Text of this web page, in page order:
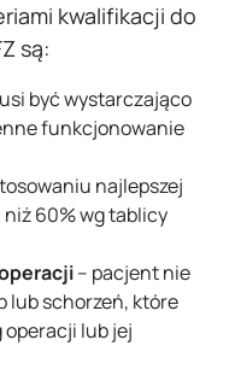
kwalifikacji do
są:
być wystarczająco
funkcjonowanie
najlepszej
60% wg tablicy
– pacjent nie
lub schorzeń, które
operacji lub jej